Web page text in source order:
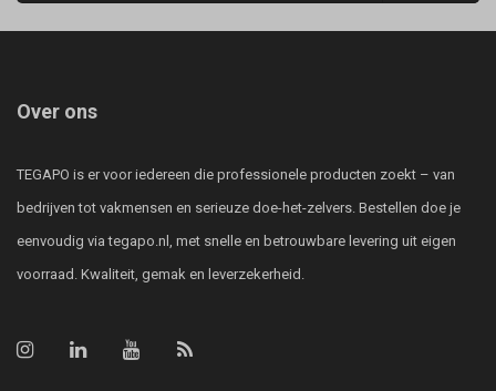
Over ons
TEGAPO is er voor iedereen die professionele producten zoekt – van
bedrijven tot vakmensen en serieuze doe-het-zelvers. Bestellen doe je
eenvoudig via tegapo.nl, met snelle en betrouwbare levering uit eigen
voorraad. Kwaliteit, gemak en leverzekerheid.